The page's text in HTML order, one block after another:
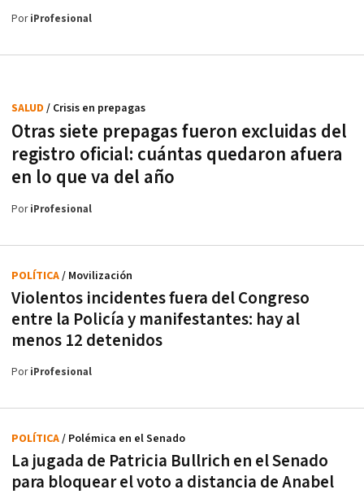
PoriProfesional
Otras siete prepagas fueron excluidas del
registro oficial: cuántas quedaron afuera
en lo que va del año
SALUD / Crisis en prepagas
PoriProfesional
Violentos incidentes fuera del Congreso
entre la Policía y manifestantes: hay al
menos 12 detenidos
POLÍTICA/ Movilización
PoriProfesional
La jugada de Patricia Bullrich en el Senado
para bloquear el voto a distancia de Anabel
POLÍTICA/ Polémica en el Senado